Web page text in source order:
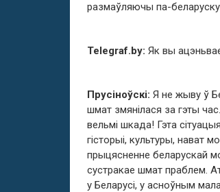
размаўляючы па-
Telegraf.by: Як вы
Прусіноўскі: Я не жыву ў
шмат змянілася за гэты
вельмі шкада! Гэта
гісторыі, культуры, нават
прыцясненне беларускай
сустракае шмат праблем.
у Беларусі, у асноўным